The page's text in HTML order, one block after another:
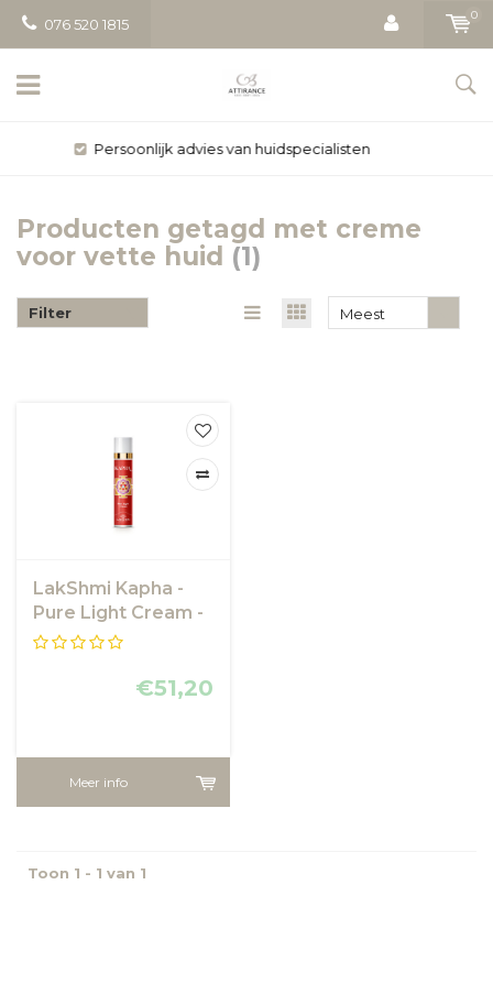
076 520 1815
0
Gratis bezorging vanaf € 50
Producten getagd met creme
voor vette huid (1)
Filter
Meest
LakShmi Kapha -
Pure Light Cream -
Matterende
€51,20
Meer info
Toon 1 - 1 van 1